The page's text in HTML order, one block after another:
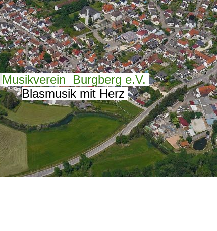
Musikverein Burgberg e.V.
Blasmusik mit Herz